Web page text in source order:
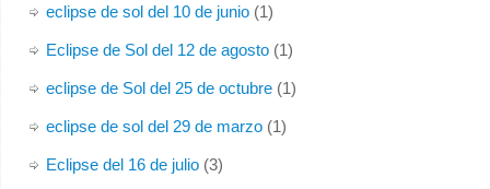
eclipse de sol del 10 de junio(1)
Eclipse de Sol del 12 de agosto(1)
eclipse de Sol del 25 de octubre(1)
eclipse de sol del 29 de marzo(1)
Eclipse del 16 de julio(3)